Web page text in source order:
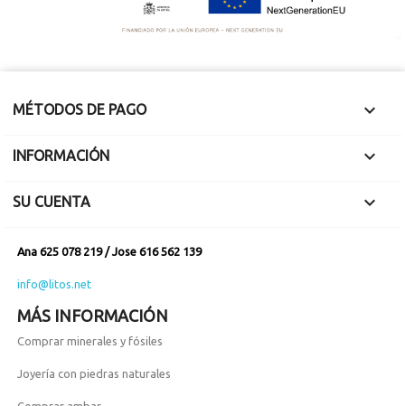
MÉTODOS DE PAGO 
INFORMACIÓN 
SU CUENTA 
Ana 625 078 219 / Jose 616 562 139
info@litos.net
MÁS INFORMACIÓN
Comprar minerales y fósiles
Joyería con piedras naturales